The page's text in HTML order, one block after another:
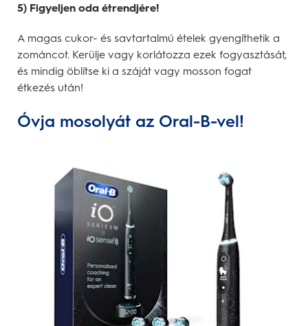
5) Figyeljen oda étrendjére!
A magas cukor- és savtartalmú ételek gyengíthetik a
zománcot. Kerülje vagy korlátozza ezek fogyasztását,
és mindig öblítse ki a száját vagy mosson fogat
étkezés után!
Óvja mosolyát az Oral-B-vel!